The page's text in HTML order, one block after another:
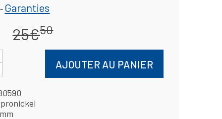
Garanties
25€50
AJOUTER AU PANIER